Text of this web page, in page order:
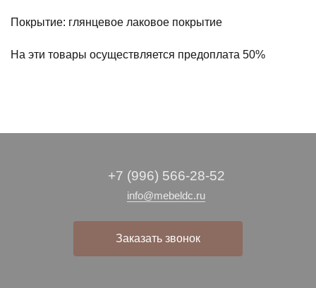
Покрытие: глянцевое лаковое покрытие
На эти товары осуществляется предоплата 50%
+7 (996) 566-28-52
info@mebeldc.ru
Заказать звонок